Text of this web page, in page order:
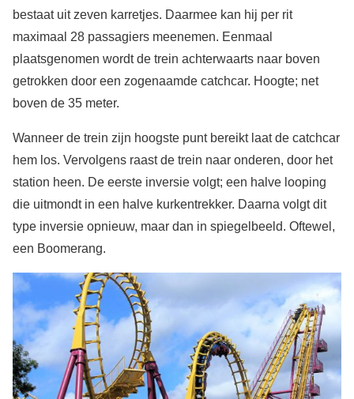
bestaat uit zeven karretjes. Daarmee kan hij per rit
maximaal 28 passagiers meenemen. Eenmaal
plaatsgenomen wordt de trein achterwaarts naar boven
getrokken door een zogenaamde catchcar. Hoogte; net
boven de 35 meter.
Wanneer de trein zijn hoogste punt bereikt laat de catchcar
hem los. Vervolgens raast de trein naar onderen, door het
station heen. De eerste inversie volgt; een halve looping
die uitmondt in een halve kurkentrekker. Daarna volgt dit
type inversie opnieuw, maar dan in spiegelbeeld. Oftewel,
een Boomerang.